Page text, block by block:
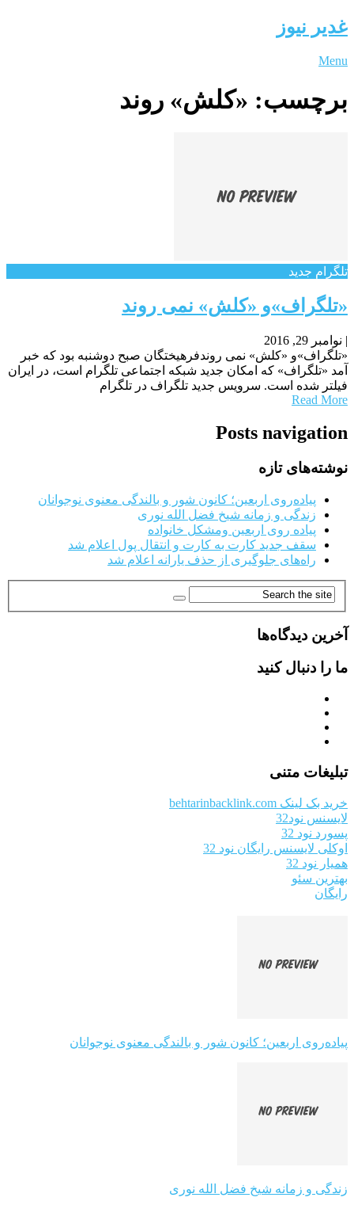
غدیر نیوز
Menu
برچسب: «کلش» روند
تلگرام جدید
«تلگراف»و «کلش» نمی روند
| نوامبر 29, 2016
«تلگراف»و «کلش» نمی روندفرهیختگان صبح دوشنبه بود که خبر
آمد «تلگراف» که امکان جدید شبکه اجتماعی تلگرام است، در ایران
فیلتر شده است. سرویس جدید تلگراف در تلگرام
Read More
Posts navigation
نوشته‌های تازه
پیاده‌روی اربعین؛ کانون شور و بالندگی معنوی نوجوانان
زندگی و زمانه شیخ فضل الله نوری
پیاده روی اربعین ومشکل خانواده
سقف جدید کارت به کارت و انتقال پول اعلام شد
راه‌های جلوگیری از حذف یارانه اعلام شد
آخرین دیدگاه‌ها
ما را دنبال کنید
تبلیغات متنی
خرید بک لینک behtarinbacklink.com
لایسنس نود32
پسورد نود 32
اوکلی لایسنس رایگان نود 32
همیار نود 32
بهترین سئو
رایگان
پیاده‌روی اربعین؛ کانون شور و بالندگی معنوی نوجوانان
زندگی و زمانه شیخ فضل الله نوری